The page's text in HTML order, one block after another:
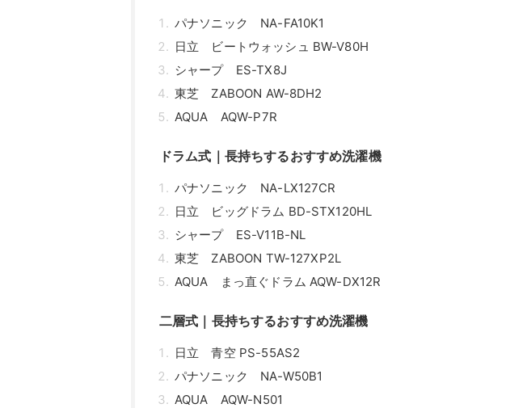
パナソニック NA-FA10K1
日立 ビートウォッシュ BW-V80H
シャープ ES-TX8J
東芝 ZABOON AW-8DH2
AQUA AQW-P7R
ドラム式｜長持ちするおすすめ洗濯機
パナソニック NA-LX127CR
日立 ビッグドラム BD-STX120HL
シャープ ES-V11B-NL
東芝 ZABOON TW-127XP2L
AQUA まっ直ぐドラム AQW-DX12R
二層式｜長持ちするおすすめ洗濯機
日立 青空 PS-55AS2
パナソニック NA-W50B1
AQUA AQW-N501